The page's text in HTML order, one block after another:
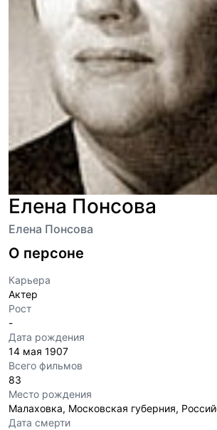
Елена Понсова
Елена Понсова
О персоне
Карьера
Актер
Рост
-
Дата рождения
14 мая 1907
Всего фильмов
83
Место рождения
Малаховка, Московская губерния,
Дата смерти